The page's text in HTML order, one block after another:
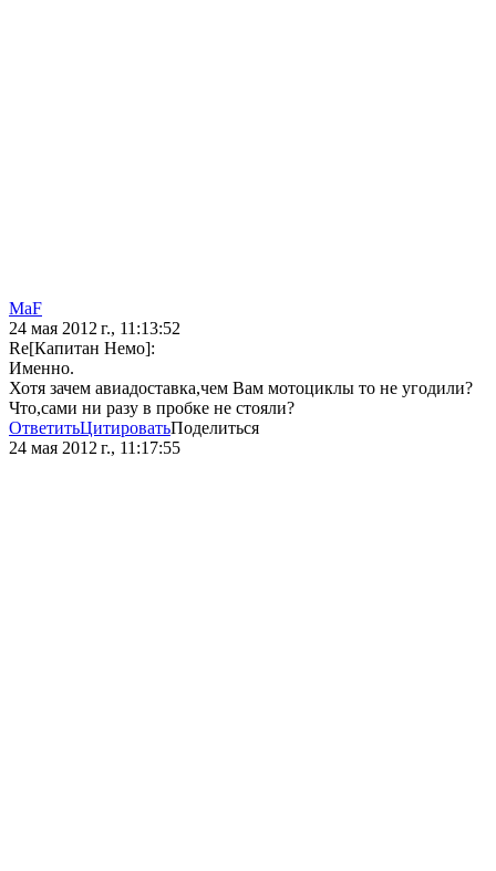
MaF
24 мая 2012 г., 11:13:52
Re[Капитан Немо]:
Именно.
Хотя зачем авиадоставка,чем Вам мотоциклы то не угодили?
Что,сами ни разу в пробке не стояли?
ОтветитьЦитироватьПоделиться
24 мая 2012 г., 11:17:55